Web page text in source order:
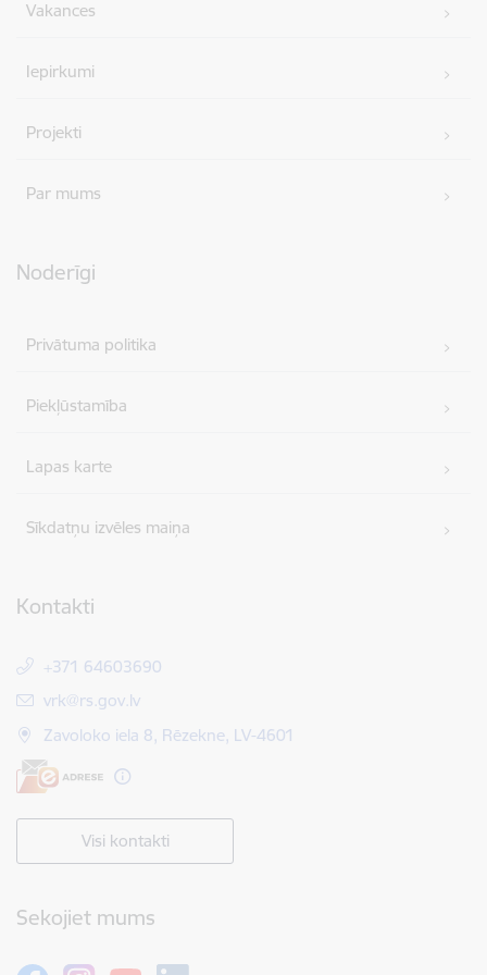
Vakances
Iepirkumi
Projekti
Par mums
Noderīgi
Privātuma politika
Piekļūstamība
Lapas karte
Sīkdatņu izvēles maiņa
Kontakti
+371 64603690
E-pasts:
vrk@rs.gov.lv
Zavoloko iela 8, Rēzekne, LV-4601
Visi kontakti
Sekojiet mums